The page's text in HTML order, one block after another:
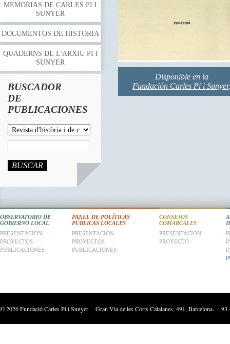
MEMORIAS DE CARLES PI I
SUNYER
DOCUMENTOS DE HISTORIA
QUADERNS DE L'ARXIU PI I
SUNYER
BUSCADOR
DE
PUBLICACIONES
BUSCAR
Disponible en la
Fundación Carles Pi i Sunyer
CONSEJOS
COMARCALES
PRESENTACIÓN
PROYECTO
PANEL DE POLÍTICAS
PÚBLICAS LOCALES
PRESENTACIÓN
PROYECTOS
PUBLICACIONES
OBSERVATORIO DE
GOBIERNO LOCAL
PRESENTACIÓN
PROYECTOS
PUBLICACIONES
©2026Fundació Carles Pi i Sunyer Gran Via de les Corts Catalanes, 491, Barcelona.